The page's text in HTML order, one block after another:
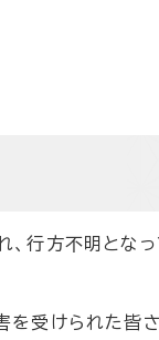
行方不明とな
受けられた皆